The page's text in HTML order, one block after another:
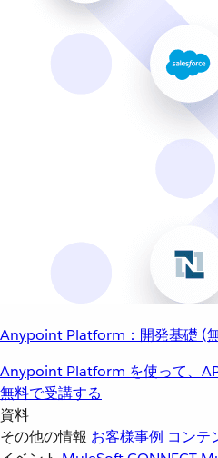
Anypoint Platform：開発基礎 (
Anypoint Platform を使って、
無料で受講する
資料
その他の情報 お客様事例 コンテ